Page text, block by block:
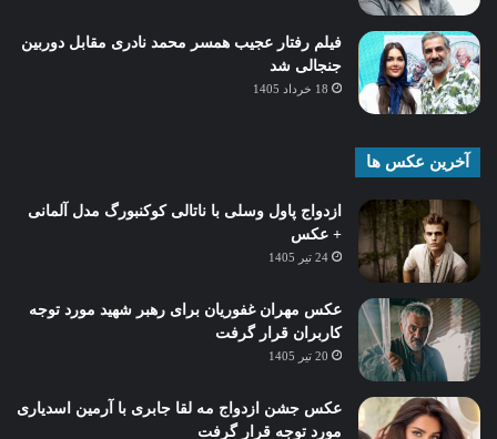
فیلم رفتار عجیب همسر محمد نادری مقابل دوربین
جنجالی شد
18 خرداد 1405
آخرین عکس ها
ازدواج پاول وسلی با ناتالی کوکنبورگ مدل آلمانی
+ عکس
24 تیر 1405
عکس مهران غفوریان برای رهبر شهید مورد توجه
کاربران قرار گرفت
20 تیر 1405
عکس جشن ازدواج مه لقا جابری با آرمین اسدیاری
مورد توجه قرار گرفت